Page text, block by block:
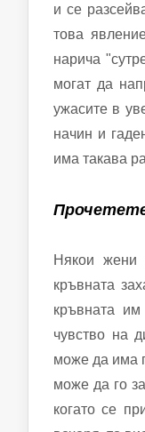
и се
това
нарича
могат да
ужасите в
начин и
има такава
Някои жени
кръвната
кръвната
чувство на
може да има
може да го
когато се